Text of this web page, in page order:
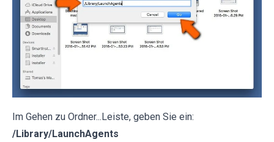
Im Gehen zu Ordner...Leiste, geben Sie ein:
/Library/LaunchAgents